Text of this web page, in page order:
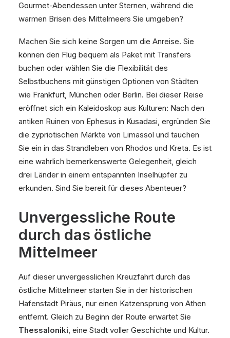
Gourmet-Abendessen unter Sternen, während die
warmen Brisen des Mittelmeers Sie umgeben?
Machen Sie sich keine Sorgen um die Anreise. Sie
können den Flug bequem als Paket mit Transfers
buchen oder wählen Sie die Flexibilität des
Selbstbuchens mit günstigen Optionen von Städten
wie Frankfurt, München oder Berlin. Bei dieser Reise
eröffnet sich ein Kaleidoskop aus Kulturen: Nach den
antiken Ruinen von Ephesus in Kusadasi, ergründen Sie
die zypriotischen Märkte von Limassol und tauchen
Sie ein in das Strandleben von Rhodos und Kreta. Es ist
eine wahrlich bemerkenswerte Gelegenheit, gleich
drei Länder in einem entspannten Inselhüpfer zu
erkunden. Sind Sie bereit für dieses Abenteuer?
Unvergessliche Route
durch das östliche
Mittelmeer
Auf dieser unvergesslichen Kreuzfahrt durch das
östliche Mittelmeer starten Sie in der historischen
Hafenstadt Piräus, nur einen Katzensprung von Athen
entfernt. Gleich zu Beginn der Route erwartet Sie
Thessaloniki, eine Stadt voller Geschichte und Kultur.